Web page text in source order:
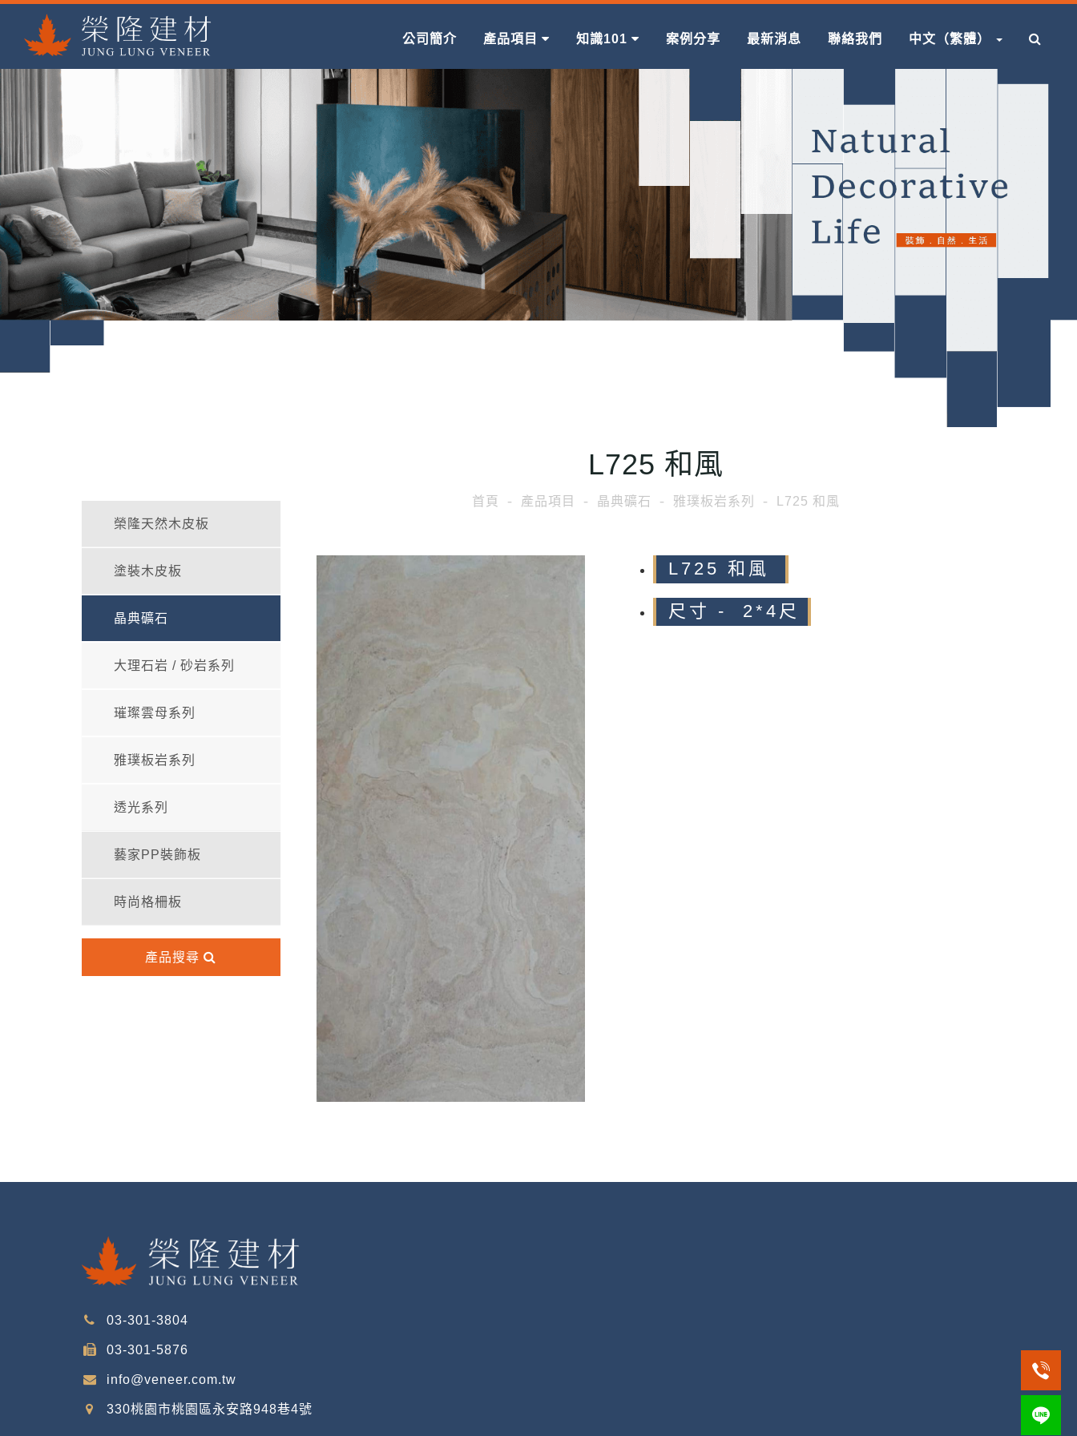
公司簡介 產品項目 知識101 案例分享 最新消息 聯絡我們 中文（繁體）
榮隆天然木皮板
塗裝木皮板
晶典礦石
大理石岩 / 砂岩系列
璀璨雲母系列
雅璞板岩系列
透光系列
藝家PP裝飾板
時尚格柵板
產品搜尋
L725 和風
首頁 產品項目 晶典礦石 雅璞板岩系列 L725 和風
L725 和風
尺寸 - 2*4尺
03-301-3804
03-301-5876
info@veneer.com.tw
330桃園市桃園區永安路948巷4號